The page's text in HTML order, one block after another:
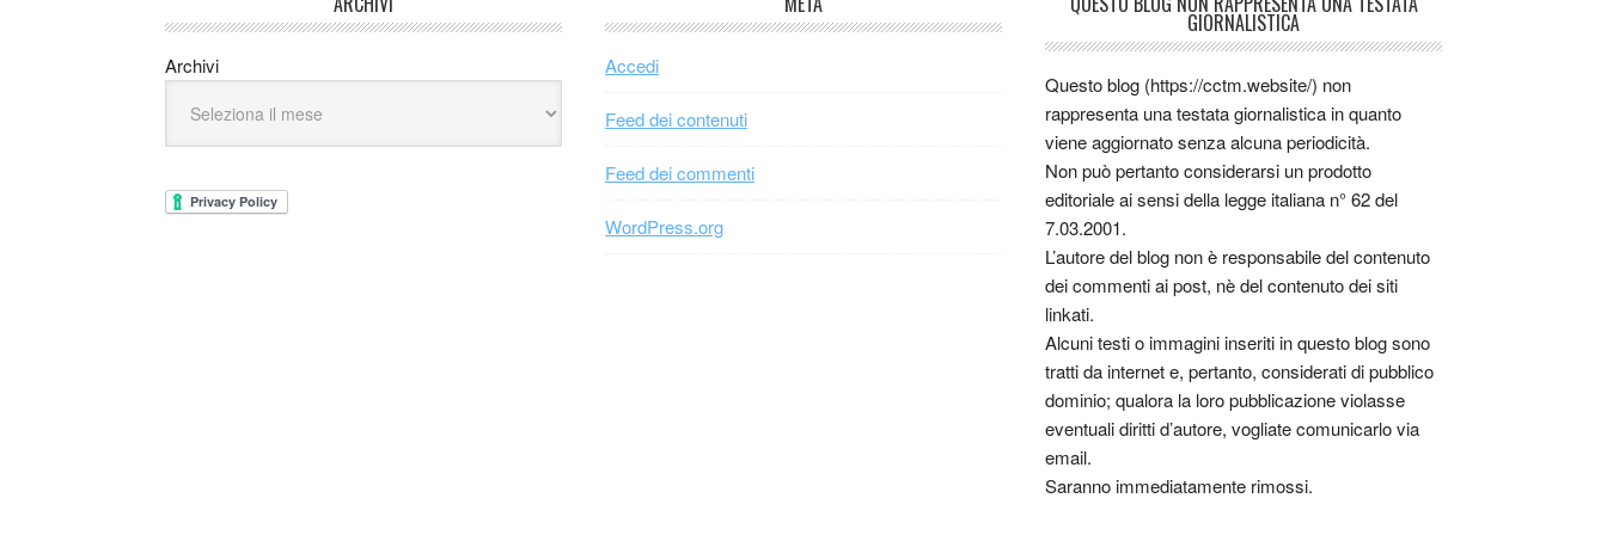
Archivi Accedi
Feed dei contenuti
Feed dei commenti
WordPress.org
GIORNALISTICA
Questo blog (https://cctm.website/) non
rappresenta una testata giornalistica in quanto
viene aggiornato senza alcuna periodicità.
Non può pertanto considerarsi un prodotto
editoriale ai sensi della legge italiana n° 62 del
7.03.2001.
L’autore del blog non è responsabile del contenuto
dei commenti ai post, nè del contenuto dei siti
linkati.
Alcuni testi o immagini inseriti in questo blog sono
tratti da internet e, pertanto, considerati di pubblico
dominio; qualora la loro pubblicazione violasse
eventuali diritti d’autore, vogliate comunicarlo via
email.
Saranno immediatamente rimossi.